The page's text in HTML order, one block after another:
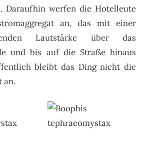
Daraufhin werfen die Hotelleute
an, das mit einer
Lautstärke über das
und bis auf die Straße hinaus
bleibt das Ding nicht die
an.